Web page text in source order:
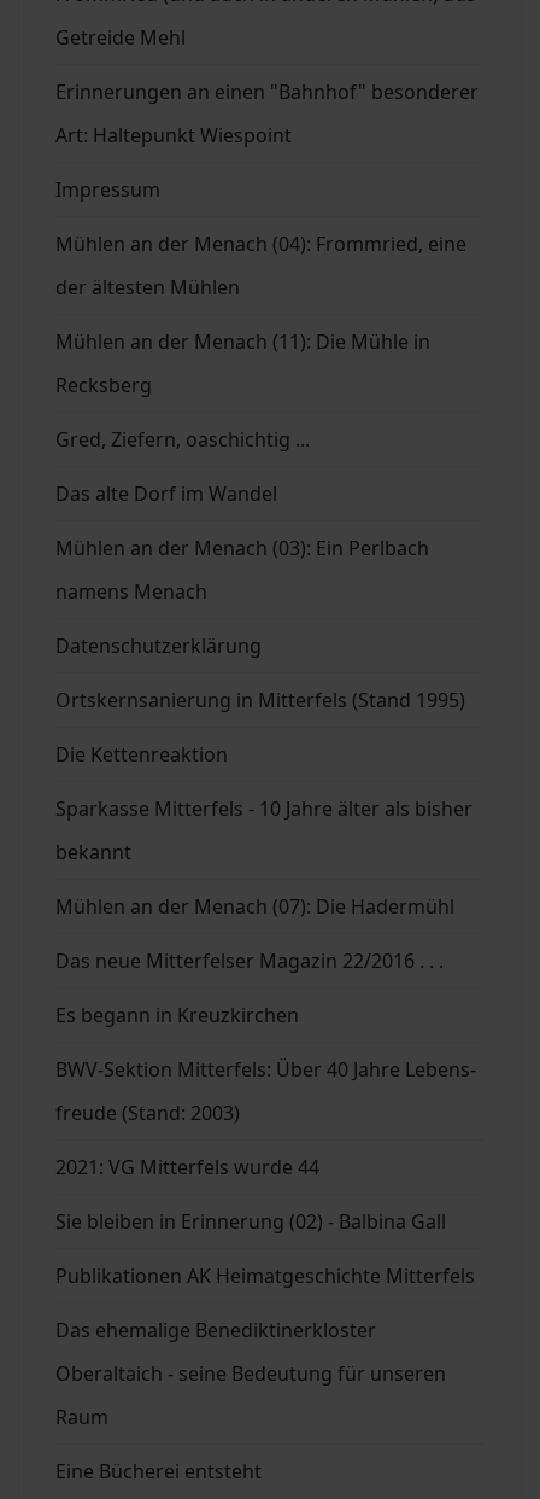
Getreide Mehl
Erinnerungen an einen "Bahnhof" besonderer
Art: Haltepunkt Wiespoint
Impressum
Mühlen an der Menach (04): Frommried, eine
der ältesten Mühlen
Mühlen an der Menach (11): Die Mühle in
Recksberg
Gred, Ziefern, oaschichtig ...
Das alte Dorf im Wandel
Mühlen an der Menach (03): Ein Perlbach
namens Menach
Datenschutzerklärung
Ortskernsanierung in Mitterfels (Stand 1995)
Die Kettenreaktion
Sparkasse Mitterfels - 10 Jahre älter als bisher
bekannt
Mühlen an der Menach (07): Die Hadermühl
Das neue Mitterfelser Magazin 22/2016 . . .
Es begann in Kreuzkirchen
BWV-Sektion Mitterfels: Über 40 Jahre Lebens-
freude (Stand: 2003)
2021: VG Mitterfels wurde 44
Sie bleiben in Erinnerung (02) - Balbina Gall
Publikationen AK Heimatgeschichte Mitterfels
Das ehemalige Benediktinerkloster
Oberaltaich - seine Bedeutung für unseren
Raum
Eine Bücherei entsteht